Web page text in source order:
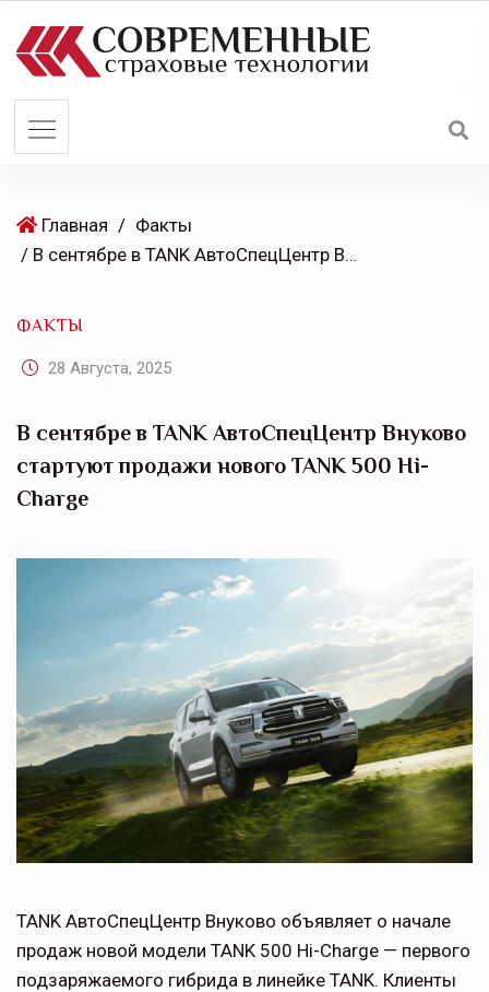
Главная / Факты
/ В сентябре в TANK АвтоСпецЦентр Внуково стартуют продажи нового TANK 500 Hi-Charge
ФАКТЫ
28 Августа, 2025
В сентябре в TANK АвтоСпецЦентр Внуково
стартуют продажи нового TANK 500 Hi-
Charge
TANK АвтоСпецЦентр Внуково объявляет о начале
продаж новой модели TANK 500 Hi-Charge — первого
подзаряжаемого гибрида в линейке TANK. Клиенты